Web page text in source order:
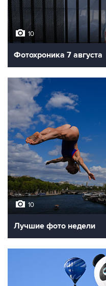
10
Фотохроника 7 августа
10
Лучшие фото недели